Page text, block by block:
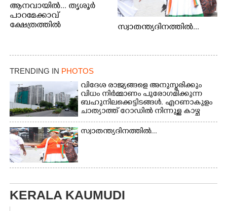
ആനവായിൽ... തൃശൂർ
പാറമേക്കാവ്
ക്ഷേത്രത്തിൽ
ആനകൾക്ക് പഴങ്ങൾ
സ്വാതന്ത്യദിനത്തിൽ...
TRENDING IN PHOTOS
വിദേശ രാജ്യങ്ങളെ അനുസ്മരിക്കും
വിധം നിർമ്മാണം പുരോഗമിക്കുന്ന
ബഹുനിലക്കെട്ടിടങ്ങൾ. എറണാകുളം
ചാത്യാത്ത് റോഡിൽ നിന്നുള്ള കാഴ്ച
സ്വാതന്ത്യദിനത്തിൽ...
KERALA KAUMUDI